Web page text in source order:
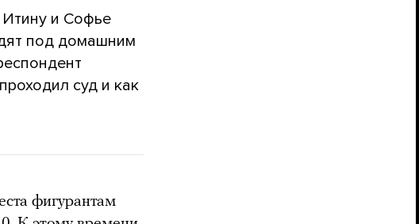
и Софье
под домашним
суд и как
фигурантам